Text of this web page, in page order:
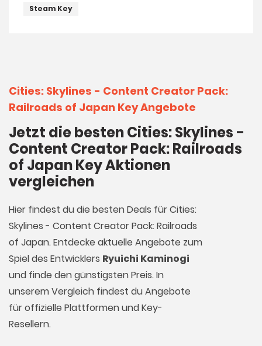
Steam Key
Cities: Skylines - Content Creator Pack:
Railroads of Japan Key Angebote
Jetzt die besten Cities: Skylines -
Content Creator Pack: Railroads
of Japan Key Aktionen
vergleichen
Hier findest du die besten Deals für Cities:
Skylines - Content Creator Pack: Railroads
of Japan. Entdecke aktuelle Angebote zum
Spiel des Entwicklers Ryuichi Kaminogi
und finde den günstigsten Preis. In
unserem Vergleich findest du Angebote
für offizielle Plattformen und Key-
Resellern.